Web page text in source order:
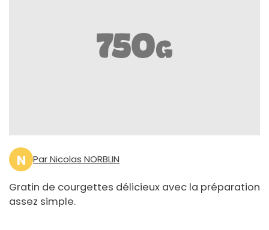
N Par Nicolas NORBLIN
Gratin de courgettes délicieux avec la préparation
assez simple.